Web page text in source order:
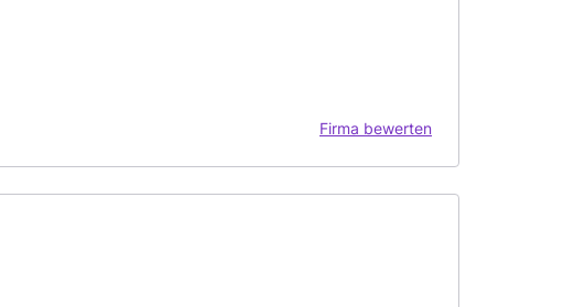
Firma bewerten